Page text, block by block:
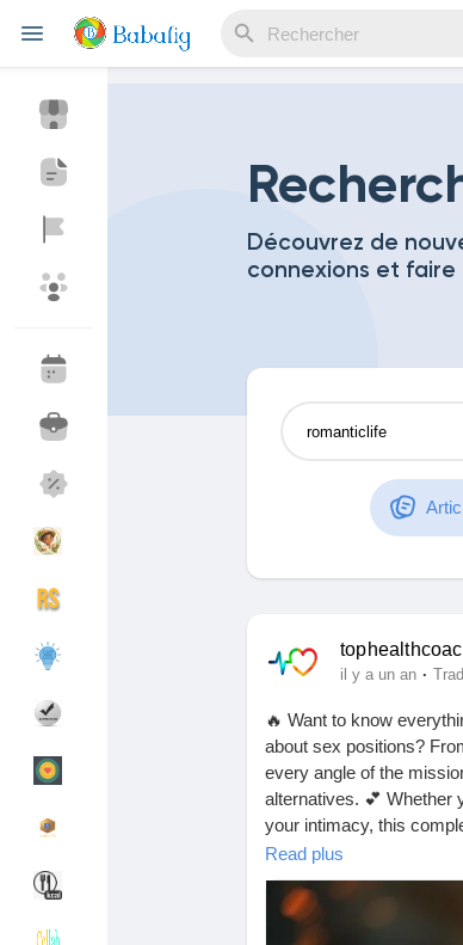
Découvrir Evènements Mes
Mes produits
Pages aimées
Découvrir les
Découvrez de
connexions et faire
il y a un an ·
🔥 Want to know
about sex positions?
every angle of the
alternatives. 💕 Whether
your intimacy, this
pose and other
and don’t forget to drop
way! 🌹✨
Read plus